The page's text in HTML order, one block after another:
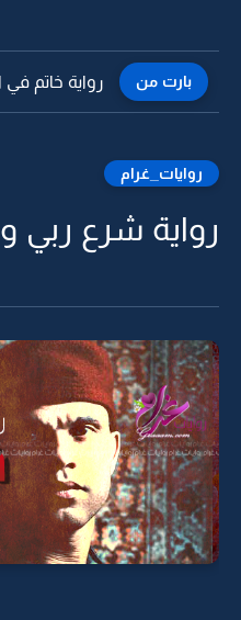
بارت من رواية خاتم في
روايات_غرام
رواية شرع ربي